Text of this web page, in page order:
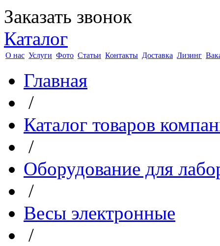
Заказать звонок
Каталог
О нас Услуги Фото Статьи Контакты Доставка Лизинг
Главная
/
Каталог товаров
/
Оборудование для
/
Весы электронные
/